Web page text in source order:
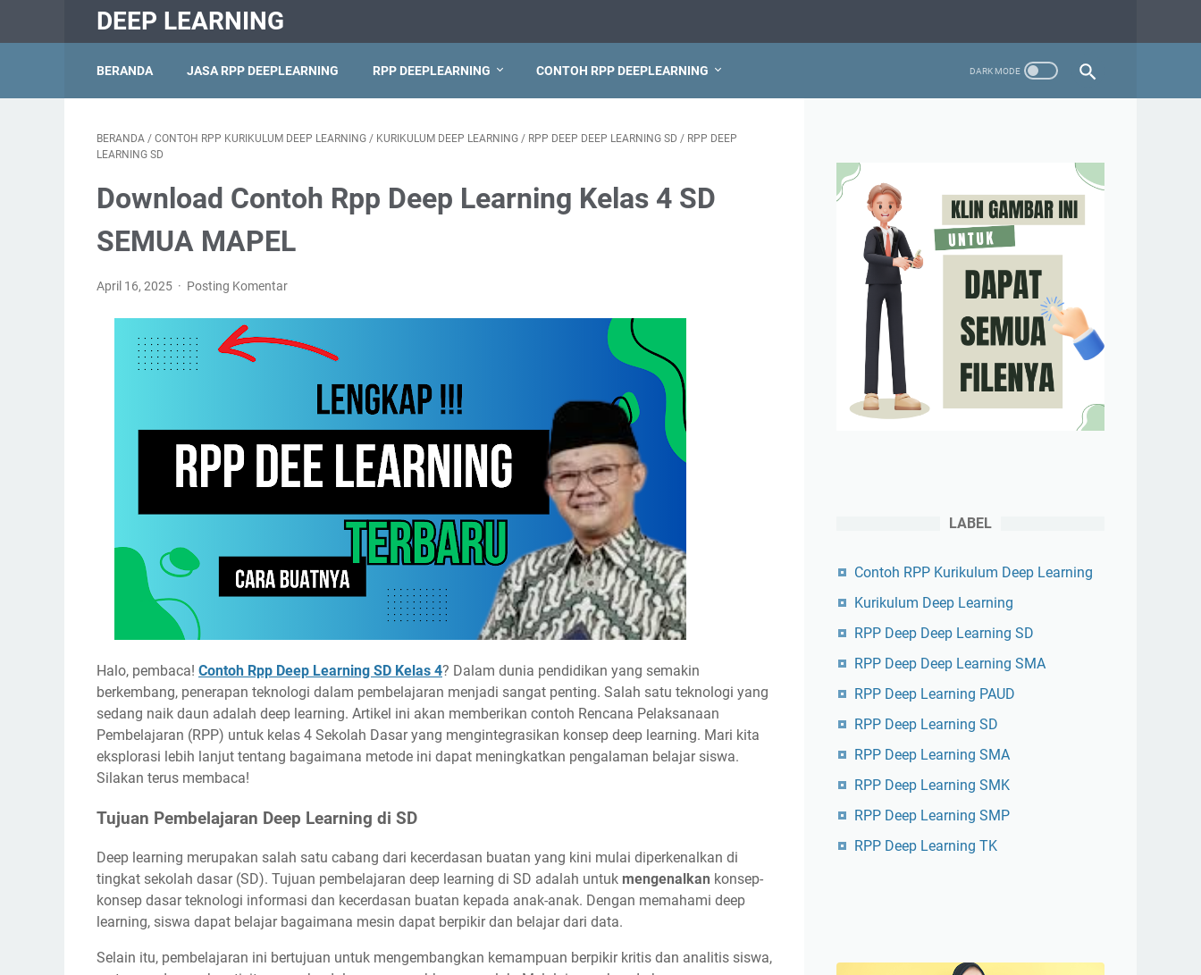
DEEP LEARNING
BERANDA JASA RPP DEEPLEARNING RPP DEEPLEARNING CONTOH RPP DEEPLEARNING
BERANDA / CONTOH RPP KURIKULUM DEEP LEARNING / KURIKULUM DEEP LEARNING / RPP DEEP DEEP LEARNING SD / RPP DEEP
LEARNING SD
Download Contoh Rpp Deep Learning Kelas 4 SD
SEMUA MAPEL
April 16, 2025 Posting Komentar
Halo, pembaca! Contoh Rpp Deep Learning SD Kelas 4? Dalam dunia pendidikan yang semakin
berkembang, penerapan teknologi dalam pembelajaran menjadi sangat penting. Salah satu teknologi yang
sedang naik daun adalah deep learning. Artikel ini akan memberikan contoh Rencana Pelaksanaan
Pembelajaran (RPP) untuk kelas 4 Sekolah Dasar yang mengintegrasikan konsep deep learning. Mari kita
eksplorasi lebih lanjut tentang bagaimana metode ini dapat meningkatkan pengalaman belajar siswa.
Silakan terus membaca!
Tujuan Pembelajaran Deep Learning di SD
Deep learning merupakan salah satu cabang dari kecerdasan buatan yang kini mulai diperkenalkan di
tingkat sekolah dasar (SD). Tujuan pembelajaran deep learning di SD adalah untuk mengenalkan konsep-
konsep dasar teknologi informasi dan kecerdasan buatan kepada anak-anak. Dengan memahami deep
learning, siswa dapat belajar bagaimana mesin dapat berpikir dan belajar dari data.
Selain itu, pembelajaran ini bertujuan untuk mengembangkan kemampuan berpikir kritis dan analitis siswa,
LABEL
Contoh RPP Kurikulum Deep Learning
Kurikulum Deep Learning
RPP Deep Deep Learning SD
RPP Deep Deep Learning SMA
RPP Deep Learning PAUD
RPP Deep Learning SD
RPP Deep Learning SMA
RPP Deep Learning SMK
RPP Deep Learning SMP
RPP Deep Learning TK